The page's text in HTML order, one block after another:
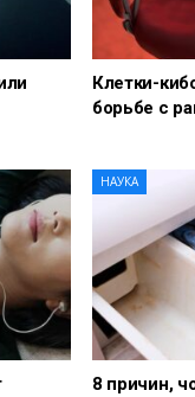
Клетки-
борьбе с
НАУКА
8 причин,